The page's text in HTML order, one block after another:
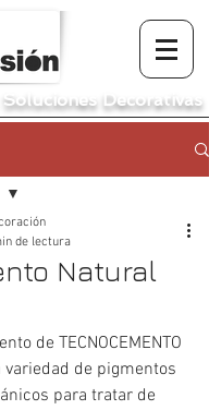
Soluciones Decorativas
Natural
de lectura
de TECNOCEMENTO
de pigmentos
para tratar de